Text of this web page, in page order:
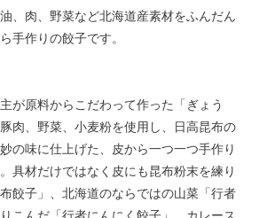
、肉、野菜など北海道産素材をふんだん
手作りの餃子です。
が原料からこだわって作った「ぎょう
肉、野菜、小麦粉を使用し、日高昆布の
の味に仕上げた、皮から一つ一つ手作り
具材だけではなく皮にも昆布粉末を練り
餃子」、北海道のならではの山菜「行者